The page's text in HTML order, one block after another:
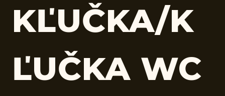
KĽUČKA/K
ĽUČKA WC